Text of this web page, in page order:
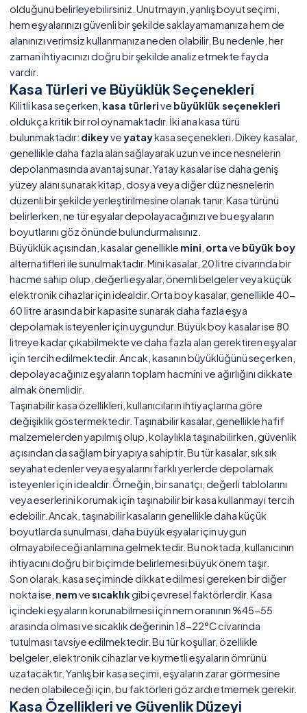
olduğunu belirleyebilirsiniz. Unutmayın, yanlış boyut seçimi,
hem eşyalarınızı güvenli bir şekilde saklayamamanıza hem de
alanınızı verimsiz kullanmanıza neden olabilir. Bu nedenle, her
zaman ihtiyacınızı doğru bir şekilde analiz etmekte fayda
vardır.
Kasa Türleri ve Büyüklük Seçenekleri
Kilitli kasa seçerken, kasa türlerive büyüklük seçenekleri
oldukça kritik bir rol oynamaktadır. İki ana kasa türü
bulunmaktadır: dikeyveyataykasa seçenekleri. Dikey kasalar,
genellikle daha fazla alan sağlayarak uzun ve ince nesnelerin
depolanmasında avantaj sunar. Yatay kasalar ise daha geniş
yüzey alanı sunarak kitap, dosya veya diğer düz nesnelerin
düzenli bir şekilde yerleştirilmesine olanak tanır. Kasa türünü
belirlerken, ne tür eşyalar depolayacağınızı ve bu eşyaların
boyutlarını göz önünde bulundurmalısınız.
Büyüklük açısından, kasalar genellikle mini ortave büyük boy
alternatifleri ile sunulmaktadır. Mini kasalar, 20 litre civarında bir
hacme sahip olup, değerli eşyalar, önemli belgeler veya küçük
elektronik cihazlar için idealdir. Orta boy kasalar, genellikle 40-
60 litre arasında bir kapasite sunarak daha fazla eşya
depolamak isteyenler için uygundur. Büyük boy kasalar ise 80
litreye kadar çıkabilmekte ve daha fazla alan gerektiren eşyalar
için tercih edilmektedir. Ancak, kasanın büyüklüğünü seçerken,
depolayacağınız eşyaların toplam hacmini ve ağırlığını dikkate
almak önemlidir.
Taşınabilir kasa özellikleri, kullanıcıların ihtiyaçlarına göre
değişiklik göstermektedir. Taşınabilir kasalar, genellikle hafif
malzemelerden yapılmış olup, kolaylıkla taşınabilirken, güvenlik
açısından da sağlam bir yapıya sahiptir. Bu tür kasalar, sık sık
seyahat edenler veya eşyalarını farklı yerlerde depolamak
isteyenler için idealdir. Örneğin, bir sanatçı, değerli tablolarını
veya eserlerini korumak için taşınabilir bir kasa kullanmayı tercih
edebilir. Ancak, taşınabilir kasaların genellikle daha küçük
boyutlarda sunulması, daha büyük eşyalar için uygun
olmayabileceği anlamına gelmektedir. Bu noktada, kullanıcının
ihtiyacını doğru bir biçimde belirlemesi büyük önem taşır.
Son olarak, kasa seçiminde dikkat edilmesi gereken bir diğer
nokta ise, nemvesıcaklıkgibi çevresel faktörlerdir. Kasa
içindeki eşyaların korunabilmesi için nem oranının %45-55
arasında olması ve sıcaklık değerinin 18-22°C civarında
tutulması tavsiye edilmektedir. Bu tür koşullar, özellikle
belgeler, elektronik cihazlar ve kıymetli eşyaların ömrünü
uzatacaktır. Yanlış bir kasa seçimi, eşyaların zarar görmesine
neden olabileceği için, bu faktörleri göz ardı etmemek gerekir.
Kasa Özellikleri ve Güvenlik Düzeyi